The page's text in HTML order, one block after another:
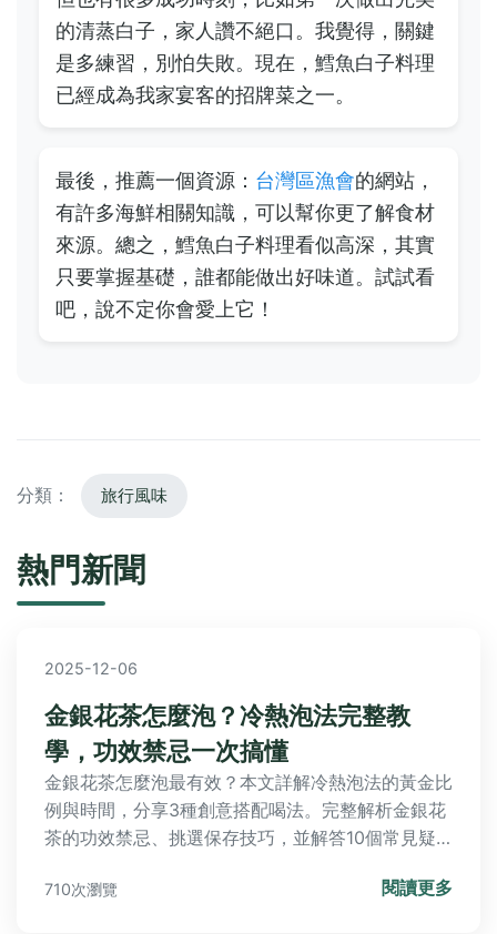
的清蒸白子，家人讚不絕口。我覺得，關鍵
是多練習，別怕失敗。現在，鱈魚白子料理
已經成為我家宴客的招牌菜之一。
最後，推薦一個資源： 台灣區漁會的網站，
有許多海鮮相關知識，可以幫你更了解食材
來源。總之，鱈魚白子料理看似高深，其實
只要掌握基礎，誰都能做出好味道。試試看
吧，說不定你會愛上它！
分類： 旅行風味
熱門新聞
2025-12-06
金銀花茶怎麼泡？冷熱泡法完整教
學，功效禁忌一次搞懂
金銀花茶怎麼泡最有效？本文詳解冷熱泡法的黃金比
例與時間，分享3種創意搭配喝法。完整解析金銀花
茶的功效禁忌、挑選保存技巧，並解答10個常見疑
710次瀏覽 閱讀更多